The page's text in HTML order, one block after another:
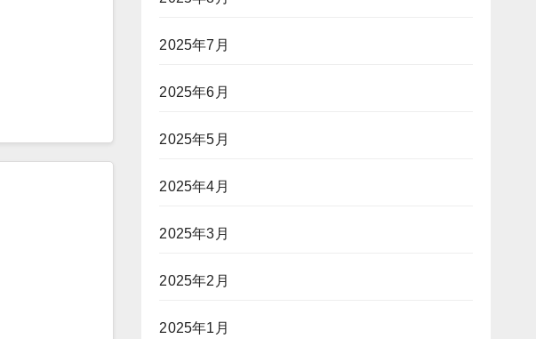
2025年7月
2025年6月
2025年5月
2025年4月
2025年3月
2025年2月
2025年1月